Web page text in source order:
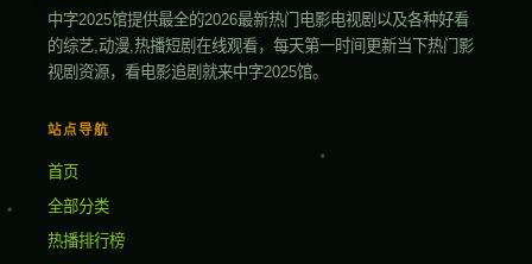
中字2025馆提供最全的2026最新热门电影电视剧以及各种好看
的综艺,动漫,热播短剧在线观看，每天第一时间更新当下热门影
视剧资源，看电影追剧就来中字2025馆。
站点导航
首页
全部分类
热播排行榜